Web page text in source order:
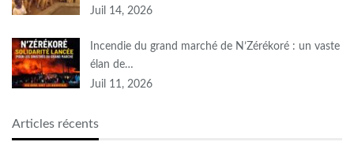
Juil 14, 2026
Incendie du grand marché de N’Zérékoré : un vaste
élan de…
Juil 11, 2026
Articles récents